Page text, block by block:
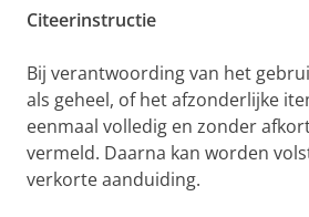
Citeerinstructie
Bij verantwoording van het
als geheel, of het afzonderlijke
eenmaal volledig en zonder
vermeld. Daarna kan worden
verkorte aanduiding.